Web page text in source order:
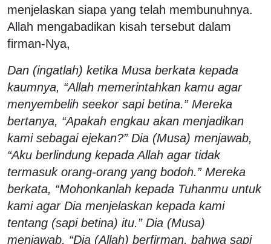
menjelaskan siapa yang telah membunuhnya.
Allah mengabadikan kisah tersebut dalam
firman-Nya,
Dan (ingatlah) ketika Musa berkata kepada
kaumnya, “Allah memerintahkan kamu agar
menyembelih seekor sapi betina.” Mereka
bertanya, “Apakah engkau akan menjadikan
kami sebagai ejekan?” Dia (Musa) menjawab,
“Aku berlindung kepada Allah agar tidak
termasuk orang-orang yang bodoh.” Mereka
berkata, “Mohonkanlah kepada Tuhanmu untuk
kami agar Dia menjelaskan kepada kami
tentang (sapi betina) itu.” Dia (Musa)
menjawab, “Dia (Allah) berfirman, bahwa sapi